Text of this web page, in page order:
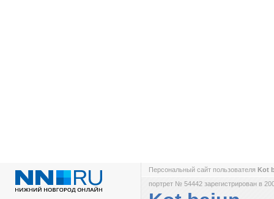
Персональный сайт пользователя Kot
портрет № 54442 зарегистрирован в